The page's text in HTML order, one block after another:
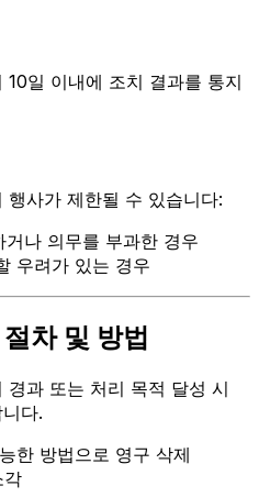
일 이내에 조치 결과를 통지
사가 제한될 수 있습니다:
나 의무를 부과한 경우
우려가 있는 경우
차 및 방법
과 또는 처리 목적 달성 시
다.
한 방법으로 영구 삭제
각